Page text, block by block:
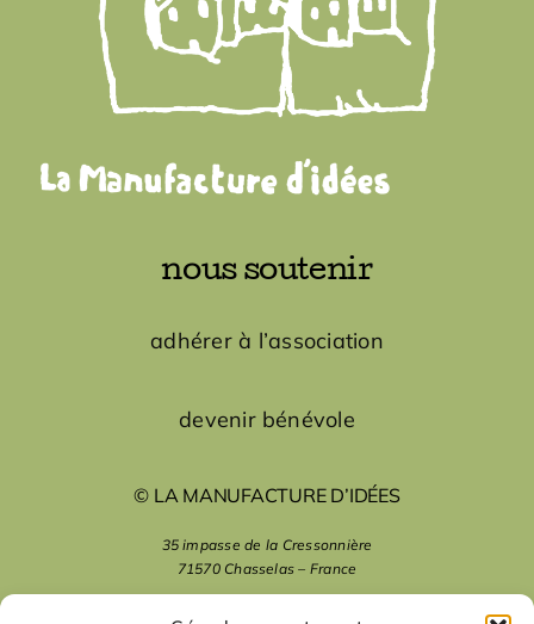
nous soutenir
adhérer à l’association
devenir bénévole
© LA MANUFACTURE D’IDÉES
35 impasse de la Cressonnière
71570 Chasselas – France